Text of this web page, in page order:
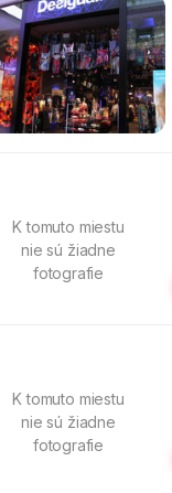
K tomuto miestu
nie sú žiadne
fotografie
K tomuto miestu
nie sú žiadne
fotografie